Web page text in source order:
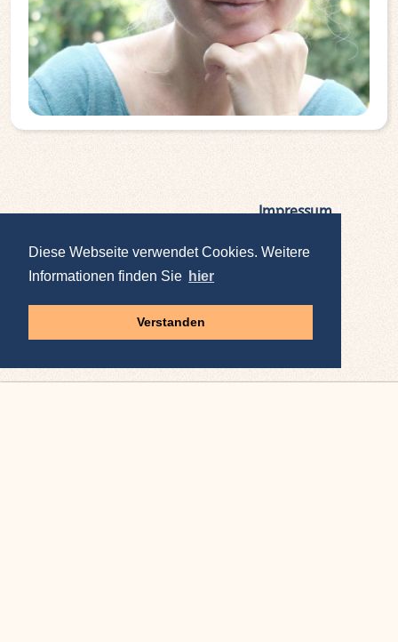
Diese Webseite verwendet Cookies. Weitere
Informationen finden Sie hier
Verstanden
Impressum|